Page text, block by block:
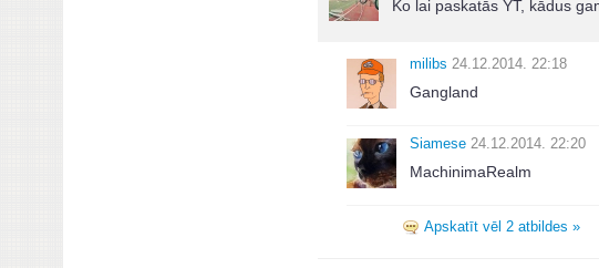
Ko lai paskatās YT, kādus
milibs 24.12.2014. 22:18
Gangland
Siamese 24.12.2014. 22:20
MachinimaRealm
Apskatīt vēl 2 atbildes »